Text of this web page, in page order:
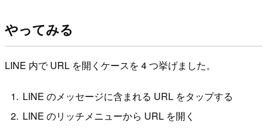
やってみる
LINE 内で URL を開くケースを 4 つ挙げました。
LINE のメッセージに含まれる URL をタップする
LINE のリッチメニューから URL を開く